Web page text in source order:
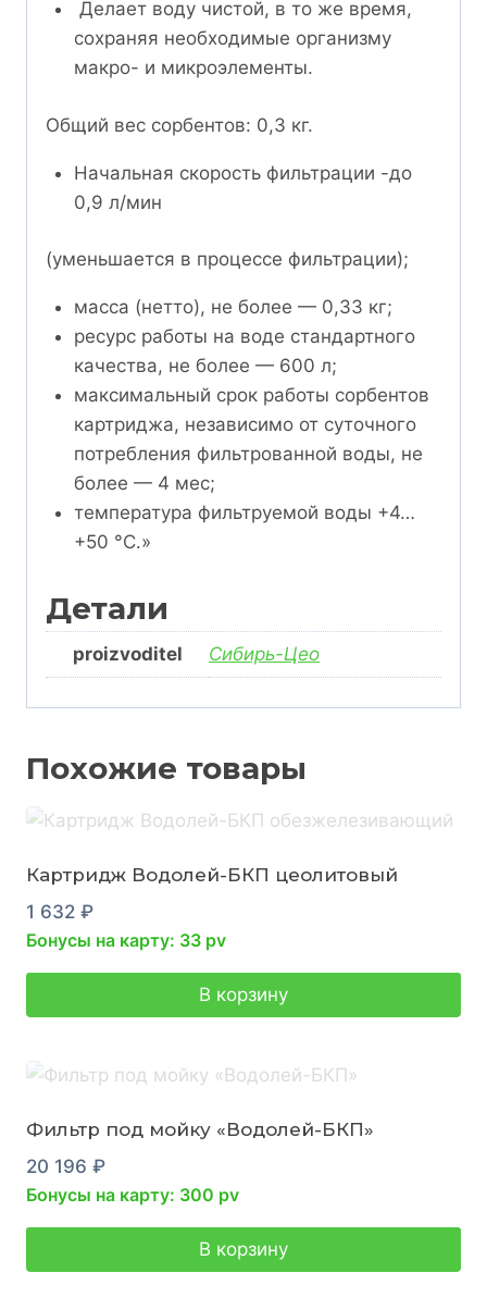
Делает воду чистой, в то же время,
сохраняя необходимые организму
макро- и микроэлементы.
Общий вес сорбентов: 0,3 кг.
Начальная скорость фильтрации -до
0,9 л/мин
(уменьшается в процессе фильтрации);
масса (нетто), не более — 0,33 кг;
ресурс работы на воде стандартного
качества, не более — 600 л;
максимальный срок работы сорбентов
картриджа, независимо от суточного
потребления фильтрованной воды, не
более — 4 мес;
температура фильтруемой воды +4…
+50 °С.»
Детали
proizvoditel Сибирь-Цео
Похожие товары
Картридж Водолей-БКП цеолитовый
1 632 ₽
Бонусы на карту: 33 pv
В корзину
Фильтр под мойку «Водолей-БКП»
20 196 ₽
Бонусы на карту: 300 pv
В корзину